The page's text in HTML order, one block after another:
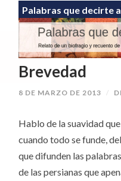
Palabras que decirte
Brevedad
8 DE MARZO DE 2013 /
Hablo de la suavidad
cuando todo se funde,
que difunden las
de las persianas que